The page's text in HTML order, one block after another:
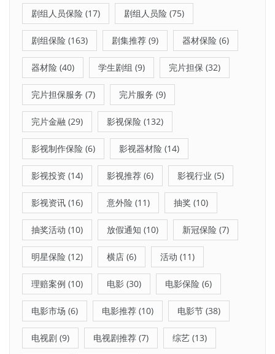
剧组人员保险 (17) 剧组人员险 (75)
剧组保险 (163) 剧集推荐 (9) 器材保险 (6)
器材险 (40) 学生剧组 (9) 完片担保 (32)
完片担保服务 (7) 完片服务 (9)
完片金融 (29) 影视保险 (132)
影视制作保险 (6) 影视器材险 (14)
影视投资 (14) 影视推荐 (6) 影视行业 (5)
影视资讯 (16) 意外险 (11) 抽奖 (10)
抽奖活动 (10) 放假通知 (10) 新冠保险 (7)
明星保险 (12) 横店 (6) 活动 (11)
理赔案例 (10) 电影 (30) 电影保险 (6)
电影市场 (6) 电影推荐 (10) 电影节 (38)
电视剧 (9) 电视剧推荐 (7) 综艺 (13)